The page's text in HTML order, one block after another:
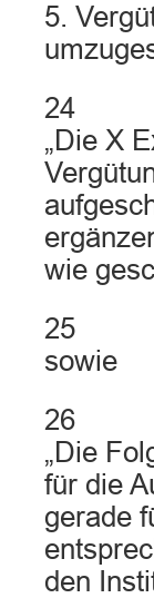
5.
24
„Die X
wie
25
sowie
26
„Die
für die
gerade
den